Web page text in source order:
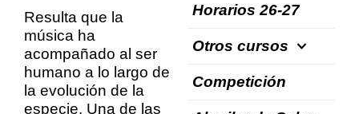
Resulta que la
música ha
acompañado al ser
humano a lo largo de
la evolución de la
especie. Una de las
Horarios 26-27
Otros cursos
Competición